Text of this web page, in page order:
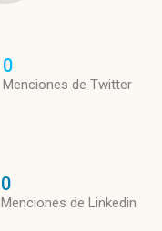
0
Menciones de Twitter
0
Menciones de Linkedin